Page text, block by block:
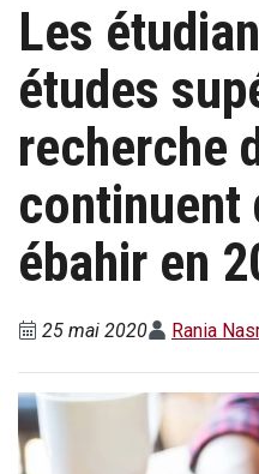
Les
études
recherche
continuent
ébahir en
25 mai 2020 Rania